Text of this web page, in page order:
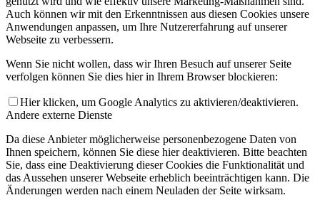
Auch können wir mit den Erkenntnissen aus diesen Cookies unsere
Anwendungen anpassen, um Ihre Nutzererfahrung auf unserer
Webseite zu verbessern.
Wenn Sie nicht wollen, dass wir Ihren Besuch auf unserer Seite
verfolgen können Sie dies hier in Ihrem Browser blockieren:
Hier klicken, um Google Analytics zu aktivieren/deaktivieren.
Andere externe Dienste
Da diese Anbieter möglicherweise personenbezogene Daten von
Ihnen speichern, können Sie diese hier deaktivieren. Bitte beachten
Sie, dass eine Deaktivierung dieser Cookies die Funktionalität und
das Aussehen unserer Webseite erheblich beeinträchtigen kann. Die
Änderungen werden nach einem Neuladen der Seite wirksam.